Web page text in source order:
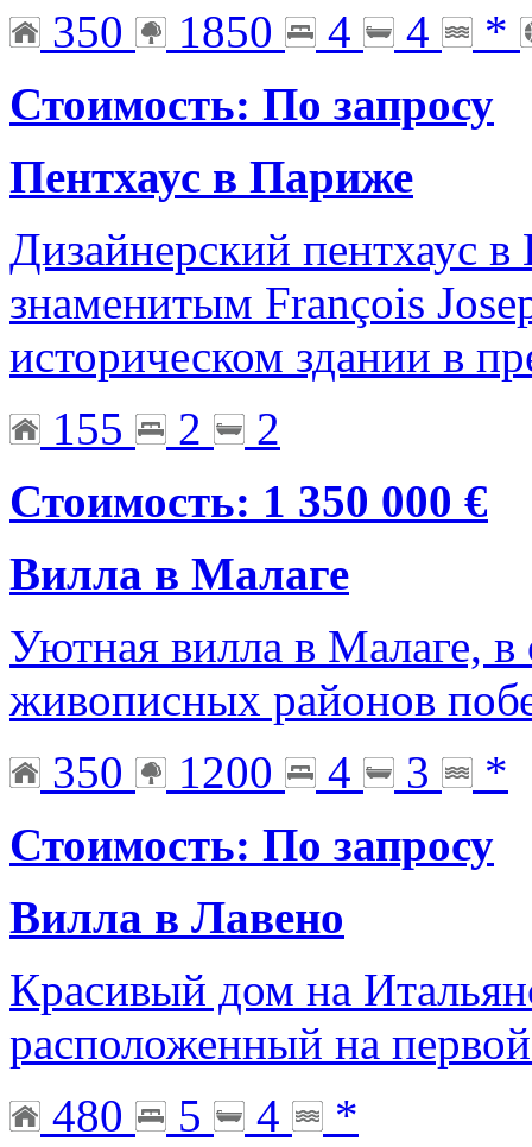
350
1850 4 4
*
Стоимость: По запросу
Пентхаус в Париже
Дизайнерский пентхаус
знаменитым François
историческом здании в
155
2
2
Стоимость: 1 350 000 €
Вилла в Малаге
Уютная вилла в Малаге,
живописных районов
350
1200 4 3
*
Стоимость: По запросу
Вилла в Лавено
Красивый дом на
расположенный на
480
5 4
*